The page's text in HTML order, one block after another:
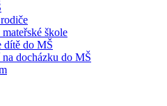
škole
dítě do MŠ
docházku do MŠ